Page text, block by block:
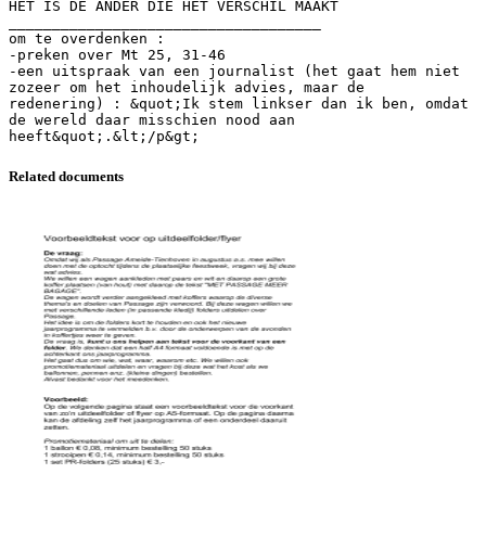
HET IS DE ANDER DIE HET VERSCHIL MAAKT
om te overdenken :
-preken over Mt 25, 31-46
-een uitspraak van een journalist (het gaat hem niet
zozeer om het inhoudelijk advies, maar de
redenering) : &quot;Ik stem linkser dan ik ben, omdat
de wereld daar misschien nood aan
Related documents